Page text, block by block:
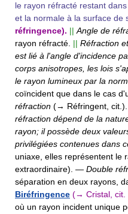
le rayon réfracté restant
et la normale à la surface de
réfringence). || Angle de
rayon réfracté. || Réfraction
est lié à l'angle d'incidence
corps anisotropes, les lois
le rayon lumineux par la
coïncident que dans le cas
réfraction (→ Réfringent, cit.).
réfraction dépend de la
rayon; il possède deux
privilégiées contenues dans
uniaxe, elles représentent le
extraordinaire). — Double
séparation en deux rayons,
Biréfringence (→ Cristal, cit.
où un rayon incident unique